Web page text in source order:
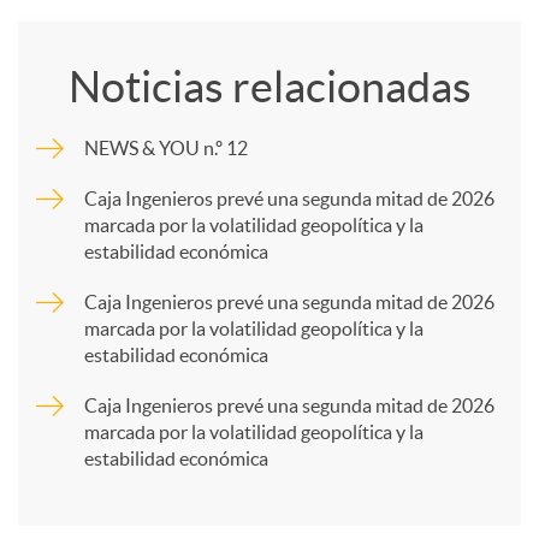
m
p
Noticias relacionadas
NEWS & YOU n.º 12
Caja Ingenieros prevé una segunda mitad de 2026
marcada por la volatilidad geopolítica y la
estabilidad económica
Caja Ingenieros prevé una segunda mitad de 2026
marcada por la volatilidad geopolítica y la
estabilidad económica
Caja Ingenieros prevé una segunda mitad de 2026
marcada por la volatilidad geopolítica y la
estabilidad económica